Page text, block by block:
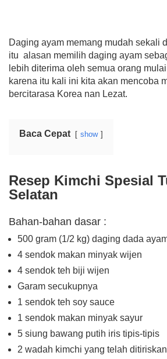
Daging ayam memang mudah sekali
itu alasan memilih daging ayam
lebih diterima oleh semua orang
karena itu kali ini kita akan mencoba
bercitarasa Korea nan Lezat.
Baca Cepat show
Resep Kimchi Spesial
Selatan
Bahan-bahan dasar :
500 gram (1/2 kg) daging dada
4 sendok makan minyak wijen
4 sendok teh biji wijen
Garam secukupnya
1 sendok teh soy sauce
1 sendok makan minyak sayur
5 siung bawang putih iris tipis-tipis
2 wadah kimchi yang telah ditiriskan